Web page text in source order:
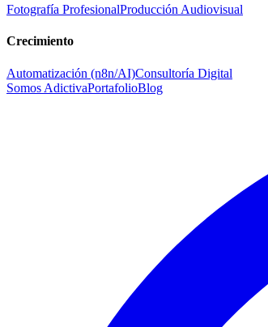
Fotografía ProfesionalProducción Audiovisual
Crecimiento
Automatización (n8n/AI)Consultoría Digital
Somos AdictivaPortafolioBlog